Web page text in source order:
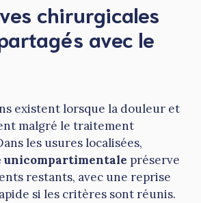
chirurgicales
avec le
existent lorsque la douleur et
malgré le traitement
les usures localisées,
préserve
restants, avec une reprise
si les critères sont réunis.